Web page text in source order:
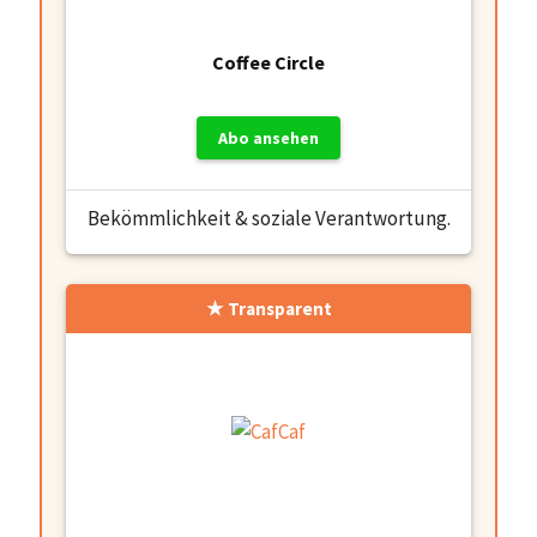
Coffee Circle
Abo ansehen
Bekömmlichkeit & soziale Verantwortung.
Transparent